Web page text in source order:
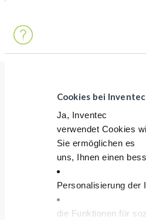
Cookies bei Inventec
Ja, Inventec
verwendet Cookies
Sie ermöglichen es
uns, Ihnen einen
Personalisierung der
die Funktionen für
Vorteile
LEISTUNG
Kompatibilität mit den
Metallen
Ausgezeichnete